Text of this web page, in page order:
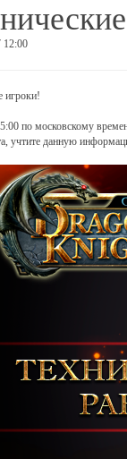
12:00
игроки!
по московскому
учтите данную